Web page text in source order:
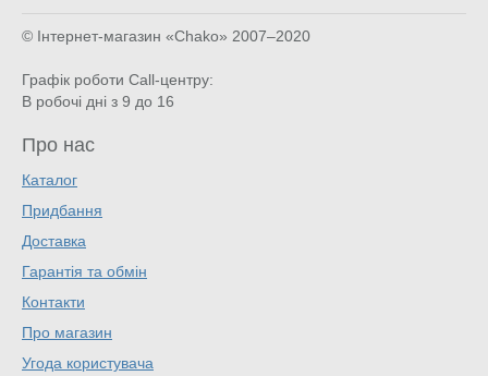
© Інтернет-магазин «Chako» 2007–2020
Графік роботи Call-центру:
В робочі дні з 9 до 16
Про нас
Каталог
Придбання
Доставка
Гарантія та обмін
Контакти
Про магазин
Угода користувача